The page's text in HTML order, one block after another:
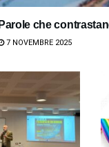
Parole che
7 NOVEMBRE 2025